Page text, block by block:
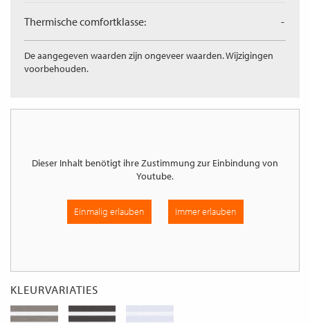
Thermische comfortklasse: -
De aangegeven waarden zijn ongeveer waarden. Wijzigingen
voorbehouden.
Dieser Inhalt benötigt ihre Zustimmung zur Einbindung von
Youtube.
Einmalig erlauben Immer erlauben
KLEURVARIATIES